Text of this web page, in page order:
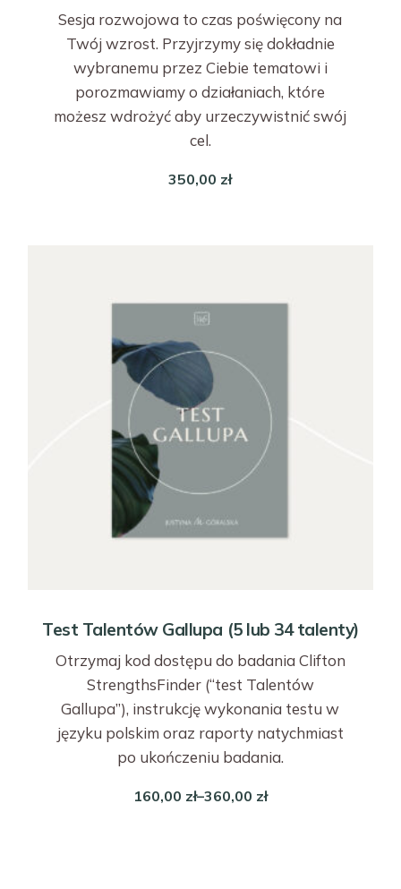
Sesja rozwojowa to czas poświęcony na
Twój wzrost. Przyjrzymy się dokładnie
wybranemu przez Ciebie tematowi i
porozmawiamy o działaniach, które
możesz wdrożyć aby urzeczywistnić swój
cel.
350,00 zł
Test Talentów Gallupa (5 lub 34 talenty)
Otrzymaj kod dostępu do badania Clifton
StrengthsFinder (“test Talentów
Gallupa”), instrukcję wykonania testu w
języku polskim oraz raporty natychmiast
po ukończeniu badania.
160,00 zł–360,00 zł